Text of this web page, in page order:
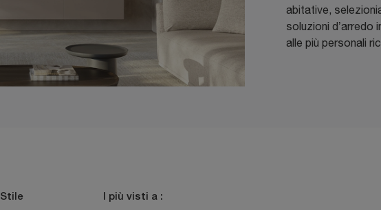
abitative,
soluzioni d’arredo
alle più personali
Stile I più visti a :